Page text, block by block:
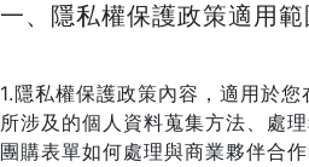
一、隱私權保護政策適用範
1.隱私權保護政策內容，適用於您
所涉及的個人資料蒐集方法、處
團購表單如何處理與商業夥伴合